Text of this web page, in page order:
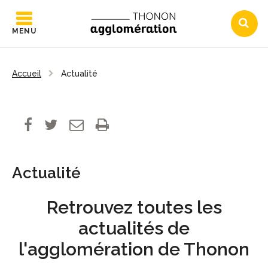
MENU
Accueil Actualité
Actualité
Retrouvez toutes les
actualités de
l'agglomération de Thonon